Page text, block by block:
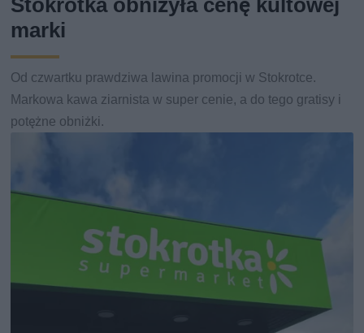
marki
Od czwartku prawdziwa lawina promocji w Stokrotce.
Markowa kawa ziarnista w super cenie, a do tego gratisy i
potężne obniżki.